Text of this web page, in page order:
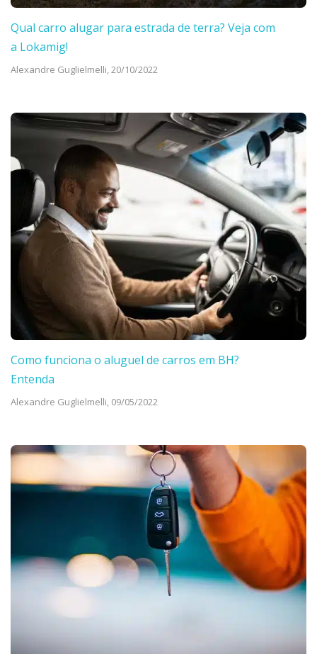
Qual carro alugar para estrada de terra? Veja com
a Lokamig!
Alexandre Guglielmelli,20/10/2022
Como funciona o aluguel de carros em BH?
Entenda
Alexandre Guglielmelli, 09/05/2022